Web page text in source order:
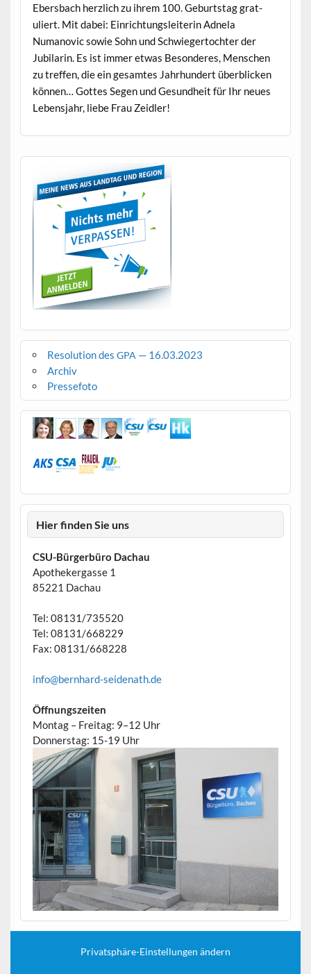
Ebers­bach her­zlich zu ihrem 100. Geburt­stag grat­
uliert. Mit dabei: Ein­rich­tungslei­t­erin Adnela
Numanovic sowie Sohn und Schwiegertochter der
Jubi­lar­in. Es ist immer etwas Beson­deres, Men­schen
zu tre­f­fen, die ein gesamtes Jahrhun­dert überblick­en
kön­nen… Gottes Segen und Gesund­heit für Ihr neues
Leben­s­jahr, liebe Frau Zeidler!
Resolution des GPA — 16.03.2023
Archiv
Pressefoto
Hier finden Sie uns
CSU-Bürgerbüro Dachau
Apothekergasse 1
85221 Dachau
Tel: 08131/735520
Tel: 08131/668229
Fax: 08131/668228
info@bernhard-seidenath.de
Öffnungszeiten
Montag – Freitag: 9–12 Uhr
Donnerstag: 15-19 Uhr
Privatsphäre-Einstellungen ändern